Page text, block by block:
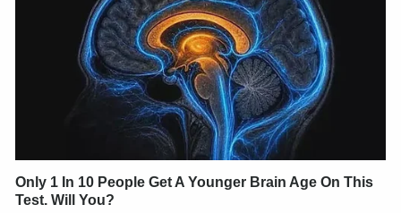
Only 1 In 10 People Get A Younger Brain Age On This
Test. Will You?